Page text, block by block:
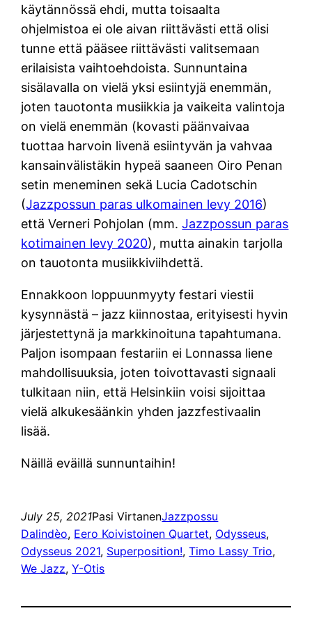
käytännössä ehdi, mutta toisaalta
ohjelmistoa ei ole aivan riittävästi että olisi
tunne että pääsee riittävästi valitsemaan
erilaisista vaihtoehdoista. Sunnuntaina
sisälavalla on vielä yksi esiintyjä enemmän,
joten tauotonta musiikkia ja vaikeita valintoja
on vielä enemmän (kovasti päänvaivaa
tuottaa harvoin livenä esiintyvän ja vahvaa
kansainvälistäkin hypeä saaneen Oiro Penan
setin meneminen sekä Lucia Cadotschin
(Jazzpossun paras ulkomainen levy 2016)
että Verneri Pohjolan (mm.Jazzpossun paras
kotimainen levy 2020), mutta ainakin tarjolla
on tauotonta musiikkiviihdettä.
Ennakkoon loppuunmyyty festari viestii
kysynnästä – jazz kiinnostaa, erityisesti hyvin
järjestettynä ja markkinoituna tapahtumana.
Paljon isompaan festariin ei Lonnassa liene
mahdollisuuksia, joten toivottavasti signaali
tulkitaan niin, että Helsinkiin voisi sijoittaa
vielä alkukesäänkin yhden jazzfestivaalin
lisää.
Näillä eväillä sunnuntaihin!
July 25, 2021Pasi VirtanenJazzpossu
Dalindèo, Eero Koivistoinen Quartet, Odysseus
Odysseus 2021, Superposition!, Timo Lassy Trio
We Jazz, Y-Otis